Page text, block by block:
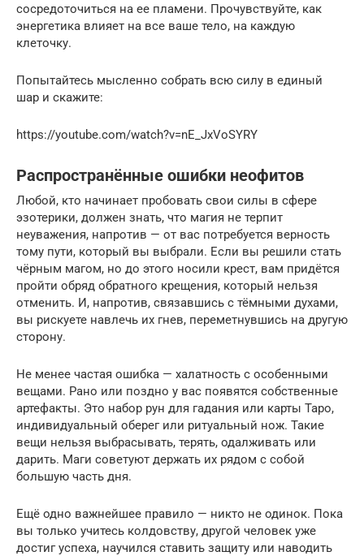
сосредоточиться на ее пламени. Прочувствуйте, как
энергетика влияет на все ваше тело, на каждую
клеточку.
Попытайтесь мысленно собрать всю силу в единый
шар и скажите:
https://youtube.com/watch?v=nE_JxVoSYRY
Распространённые ошибки неофитов
Любой, кто начинает пробовать свои силы в сфере
эзотерики, должен знать, что магия не терпит
неуважения, напротив — от вас потребуется верность
тому пути, который вы выбрали. Если вы решили стать
чёрным магом, но до этого носили крест, вам придётся
пройти обряд обратного крещения, который нельзя
отменить. И, напротив, связавшись с тёмными духами,
вы рискуете навлечь их гнев, переметнувшись на другую
сторону.
Не менее частая ошибка — халатность с особенными
вещами. Рано или поздно у вас появятся собственные
артефакты. Это набор рун для гадания или карты Таро,
индивидуальный оберег или ритуальный нож. Такие
вещи нельзя выбрасывать, терять, одалживать или
дарить. Маги советуют держать их рядом с собой
большую часть дня.
Ещё одно важнейшее правило — никто не одинок. Пока
вы только учитесь колдовству, другой человек уже
достиг успеха, научился ставить защиту или наводить